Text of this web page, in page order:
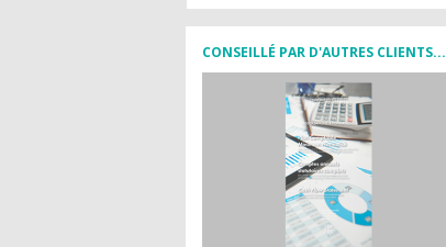
CONSEILLÉ PAR D'AUTRES CLIENTS...